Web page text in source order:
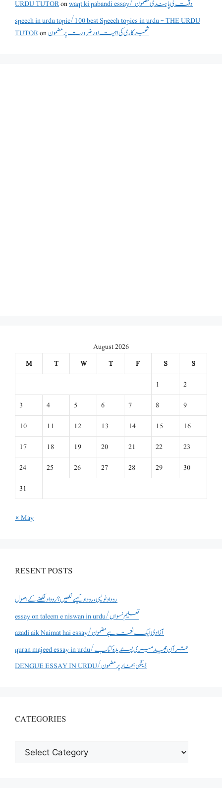
URDU TUTORon
waqt ki pabandi essay/ وقت کی پابندی مضمون
speech in urdu topic/100 best Speech topics in urdu - THE URDU
TUTORonشجرکاری کی اہمیت اور ضرورت پر مضمون
August 2026
M
T W T F S
S
1
2
3
4 5 6 7 8
9
10
11 12 13 14 15
16
17
18 19 20 21 22
23
24
25 26 27 28 29
30
31
« May
RESENT POSTS
روداد نویسی ،روداد کیسے لکھیں؟ روداد لکھنے کے اصول
essay on taleem e niswan in urdu/تعلیم نسواں
azadi aik Naimat hai essay/آزادی ایک نعمت ہے مضمون
quran majeed essay in urdu/قرآن مجید میری پسندیدہ کتاب
DENGUE ESSAY IN URDU/ڈینگی بخار پر مضمون
CATEGORIES
CATEGORIES